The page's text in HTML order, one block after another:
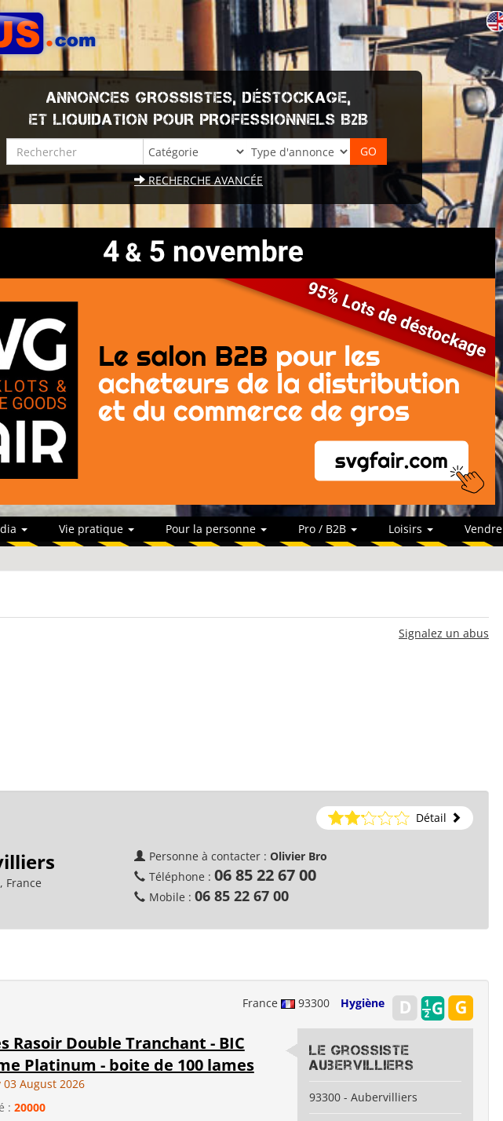
ANNONCES GROSSISTES, DÉSTOCKAGE,
ET LIQUIDATION POUR PROFESSIONNELS B2B
RECHERCHE AVANCÉE
Vie pratique Pour la personne Pro / B2B Loisirs Vendre
Signalez un abus
Détail
France
Personne à contacter : Olivier Bro
Téléphone : 06 85 22 67 00
Mobile : 06 85 22 67 00
France 93300 Hygiène
Rasoir Double Tranchant - BIC
Platinum - boite de 100 lames
03 August 2026
: 20000
Le Grossiste
Aubervilliers
93300 - Aubervilliers